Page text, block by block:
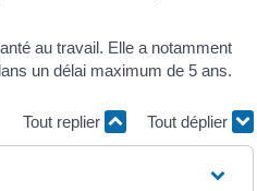
au travail. Elle a notamment
un délai maximum de 5 ans.
Tout replier Tout déplier